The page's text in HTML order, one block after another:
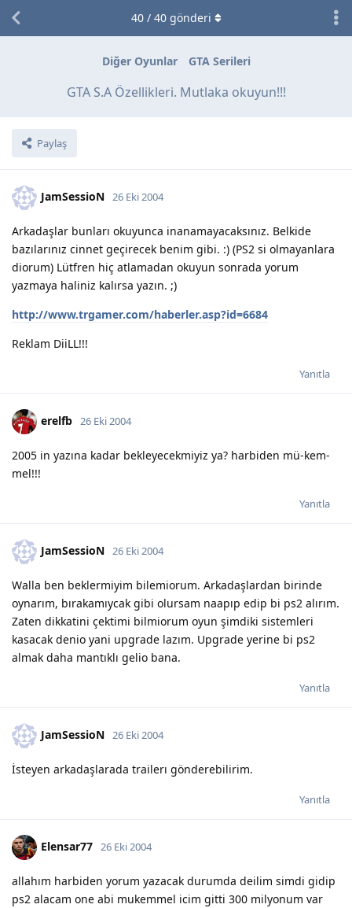
Diğer Oyunlar GTA Serileri
GTA S.A Özellikleri. Mutlaka okuyun!!!
Paylaş
40/ 40gönderi
JamSessioN 26 Eki 2004
Arkadaşlar bunları okuyunca inanamayacaksınız. Belkide
bazılarınız cinnet geçirecek benim gibi. :) (PS2 si olmayanlara
diorum) Lütfren hiç atlamadan okuyun sonrada yorum
yazmaya haliniz kalırsa yazın. ;)
http://www.trgamer.com/haberler.asp?id=6684
Reklam DiiLL!!!
Yanıtla
erelfb 26 Eki 2004
2005 in yazına kadar bekleyecekmiyiz ya? harbiden mü-kem-
mel!!!
Yanıtla
JamSessioN 26 Eki 2004
Walla ben beklermiyim bilemiorum. Arkadaşlardan birinde
oynarım, bırakamıycak gibi olursam naapıp edip bi ps2 alırım.
Zaten dikkatini çektimi bilmiorum oyun şimdiki sistemleri
kasacak denio yani upgrade lazım. Upgrade yerine bi ps2
almak daha mantıklı gelio bana.
Yanıtla
JamSessioN 26 Eki 2004
İsteyen arkadaşlarada trailerı gönderebilirim.
Yanıtla
Elensar77 26 Eki 2004
allahım harbiden yorum yazacak durumda deilim simdi gidip
ps2 alacam one abi mukemmel icim gitti 300 milyonum var